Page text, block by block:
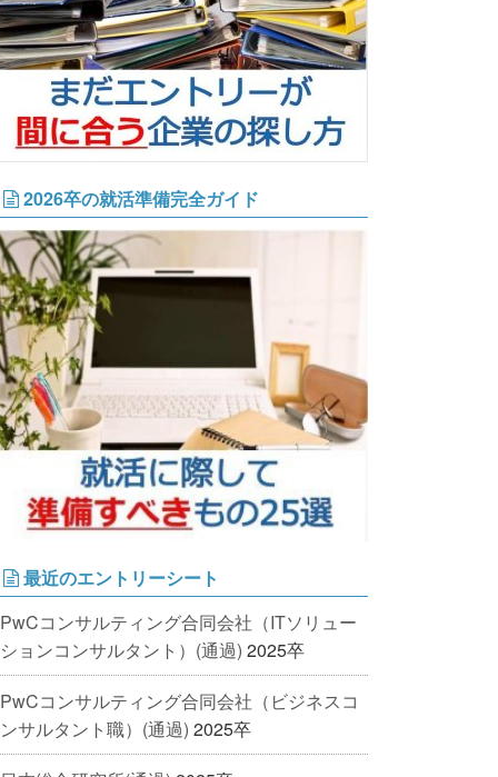
2026卒の就活準備完全ガイド
最近のエントリーシート
PwCコンサルティング合同会社（ITソリュー
ションコンサルタント）(通過) 2025卒
PwCコンサルティング合同会社（ビジネスコ
ンサルタント職）(通過) 2025卒